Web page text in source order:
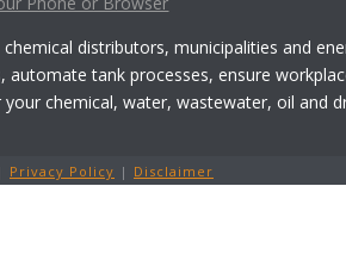
distributors, municipalities and
tank processes, ensure
chemical, water, wastewater, oil and
Privacy Policy | Disclaimer